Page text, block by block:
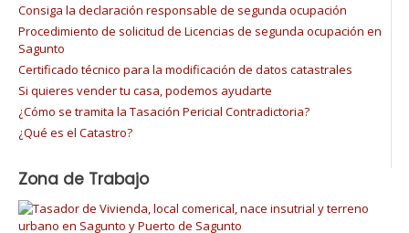
Consiga la declaración responsable de segunda ocupación
Procedimiento de solicitud de Licencias de segunda ocupación en
Sagunto
Certificado técnico para la modificación de datos catastrales
Si quieres vender tu casa, podemos ayudarte
¿Cómo se tramita la Tasación Pericial Contradictoria?
¿Qué es el Catastro?
Zona de Trabajo